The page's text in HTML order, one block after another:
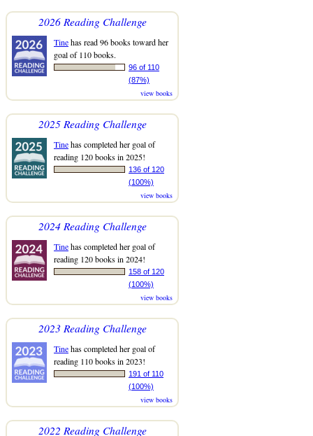
2026 Reading Challenge
Tinehas read 96 books toward her
goal of 110 books.
96 of 110
(87%)
view books
2025 Reading Challenge
Tinehas completed her goal of
reading 120 books in 2025!
136 of 120
(100%)
view books
2024 Reading Challenge
Tinehas completed her goal of
reading 120 books in 2024!
158 of 120
(100%)
view books
2023 Reading Challenge
Tinehas completed her goal of
reading 110 books in 2023!
191 of 110
(100%)
view books
2022 Reading Challenge